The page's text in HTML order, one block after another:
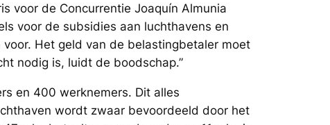
voor de Concurrentie Joaquín Almunia
voor de subsidies aan luchthavens en
Het geld van de belastingbetaler moet
nodig is, luidt de boodschap.”
en 400 werknemers. Dit alles
wordt zwaar bevoordeeld door het